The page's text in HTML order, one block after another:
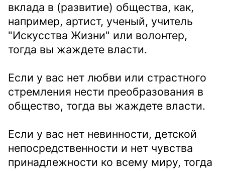
вклада в (развитие) общества, как,
например, артист, ученый, учитель
"Искусства Жизни" или волонтер,
тогда вы жаждете власти.
Если у вас нет любви или страстного
стремления нести преобразования в
общество, тогда вы жаждете власти.
Если у вас нет невинности, детской
непосредственности и нет чувства
принадлежности ко всему миру, тогда